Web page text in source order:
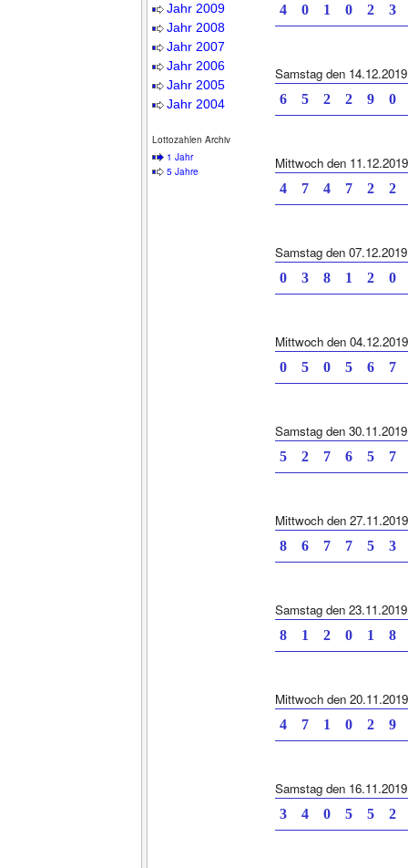
Jahr 2009
Jahr 2008
Jahr 2007
Jahr 2006
Jahr 2005
Jahr 2004
Lottozahlen Archiv
1 Jahr
5 Jahre
4 0 1 0 2 3
Samstag den 14.12.2019
6 5 2 2 9 0
Mittwoch den 11.12.2019
4 7 4 7 2 2
Samstag den 07.12.2019
0 3 8 1 2 0
Mittwoch den 04.12.2019
0 5 0 5 6 7
Samstag den 30.11.2019
5 2 7 6 5 7
Mittwoch den 27.11.2019
8 6 7 7 5 3
Samstag den 23.11.2019
8 1 2 0 1 8
Mittwoch den 20.11.2019
4 7 1 0 2 9
Samstag den 16.11.2019
3 4 0 5 5 2